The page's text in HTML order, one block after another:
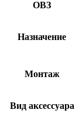
ОВЗ
Назначение
Монтаж
Вид аксессуара